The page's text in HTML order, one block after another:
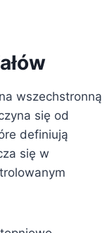
wszechstronną
się od
definiują
się w